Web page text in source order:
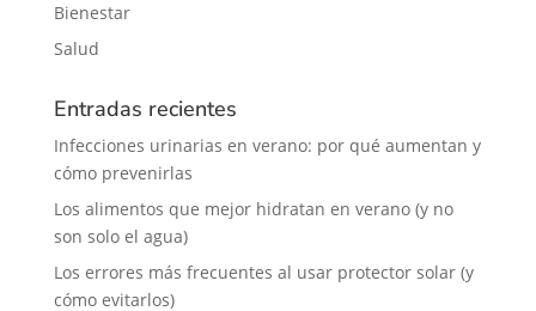
Bienestar
Salud
Entradas recientes
Infecciones urinarias en verano: por qué aumentan y
cómo prevenirlas
Los alimentos que mejor hidratan en verano (y no
son solo el agua)
Los errores más frecuentes al usar protector solar (y
cómo evitarlos)